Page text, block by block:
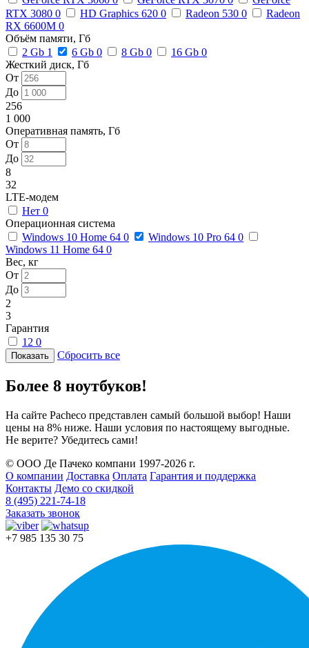
RTX 3080 0 HD Graphics 620 0 Radeon 530 0
Radeon
RX 6600M 0
Объём памяти, Гб
2 Gb 1 6 Gb 0 8 Gb 0 16 Gb 0
Жесткий диск, Гб
От
До
256
1 000
Оперативная память, Гб
От
До
8
32
LTE-модем
Нет 0
Операционная система
Windows 10 Home 64 0 Windows 10 Pro 64 0
Windows 11 Home 64 0
Вес, кг
От
До
2
3
Гарантия
12 0
Сбросить все
Более 8 ноутбуков!
На сайте Pacheco представлен самый большой выбор! Наши
цены на 8% ниже. Наши условия по настоящему выгодные.
Не верите? Убедитесь сами!
© ООО Де Пачеко компани 1997-2026 г.
О компании Доставка Оплата Гарантия и поддержка
Контакты Демо со скидкой
8 (495) 221-74-18
Заказать звонок
+7 985 135 30 75